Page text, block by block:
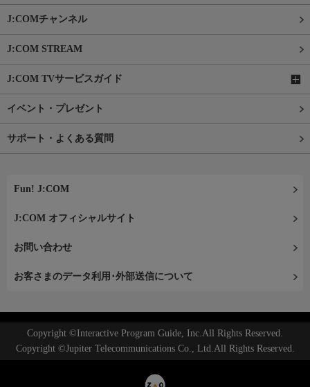
J:COMチャンネル
J:COM STREAM
J:COM TVサービスガイド
イベント・プレゼント
サポート・よくある質問
Fun! J:COM
J:COM オフィシャルサイト
お問い合わせ
お客さまのデータ利用･外部送信について
Copyright ©Interactive Program Guide, Inc.All Rights Reserved.
Copyright ©Jupiter Telecommunications Co., Ltd.All Rights Reserved.